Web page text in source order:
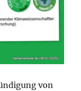
von